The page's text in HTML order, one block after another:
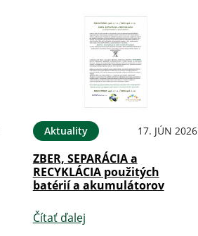
Aktuality 17. JÚN 2026
ZBER, SEPARÁCIA a
RECYKLÁCIA použitých
batérií a akumulátorov
Čítať ďalej